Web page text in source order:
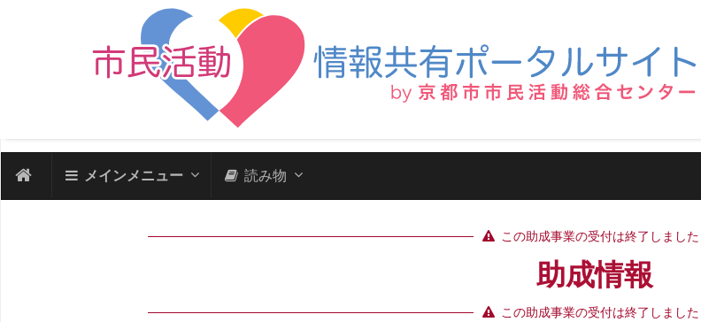
メインメニュー 読み物
この助成事業の受付は終了しました
助成情報
この助成事業の受付は終了しました